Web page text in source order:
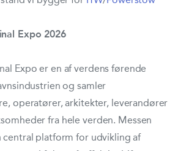
Expo 2026
Expo er en af verdens førende
og samler
operatører, arkitekter, leverandører
fra hele verden. Messen
central platform for udvikling af